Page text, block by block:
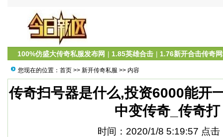
100%仿盛大传奇私服发布网 | 1.85英雄合击 | 1.76新开合击传奇
您现在的位置： 首页 >> 新开传奇私服 >> 内容
传奇扫号器是什么,投资6000能开
中变传奇_传奇打
时间：2020/1/8 5:19:57 点击